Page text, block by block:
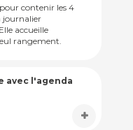
contenir les 4
journalier
accueille
rangement.
avec l'agenda